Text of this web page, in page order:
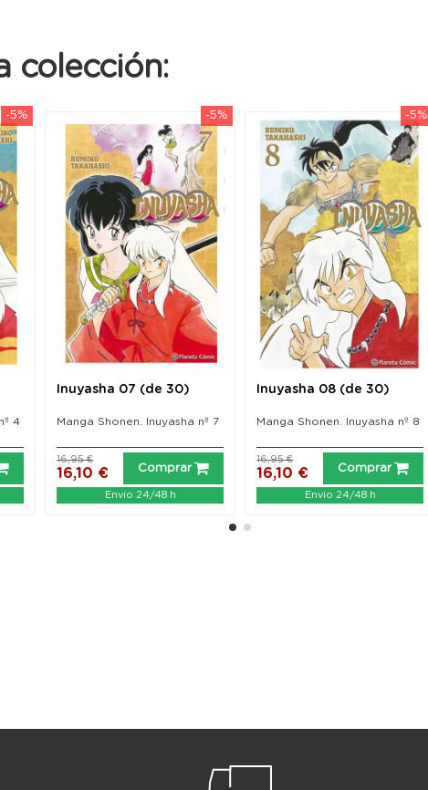
colección:
-5%
4
-5%
Inuyasha 07 (de 30)
Manga Shonen. Inuyasha nº 7
16,10 €
16,95 €
Comprar
Envío 24/48 h
-5%
Inuyasha 08 (de 30)
Manga Shonen. Inuyasha nº 8
16,10 €
16,95 €
Comprar
Envío 24/48 h